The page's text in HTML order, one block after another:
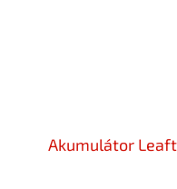
Akumulátor